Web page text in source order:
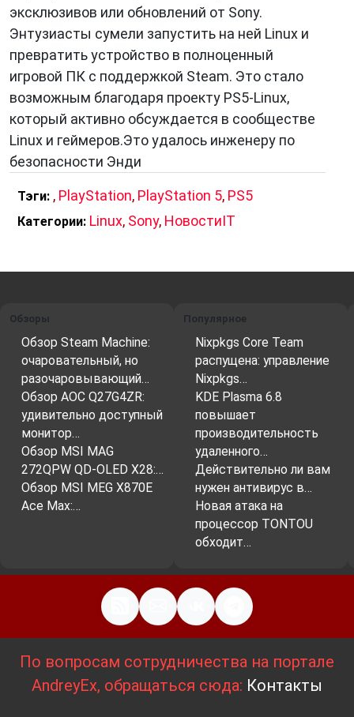
эксклюзивов или обновлений от Sony.
Энтузиасты сумели запустить на ней Linux и
превратить устройство в полноценный
игровой ПК с поддержкой Steam. Это стало
возможным благодаря проекту PS5-Linux,
который активно обсуждается в сообществе
Linux и геймеров.Это удалось инженеру по
безопасности Энди
Тэги: , PlayStation, PlayStation 5, PS5
Категории: Linux, Sony, НовостиIT
Обзоры
Обзор Steam Machine:
очаровательный, но
разочаровывающий…
Обзор AOC Q27G4ZR:
удивительно доступный
монитор…
Обзор MSI MAG
272QPW QD-OLED X28:…
Обзор MSI MEG X870E
Ace Max:…
Популярное
Nixpkgs Core Team
распущена: управление
Nixpkgs…
KDE Plasma 6.8
повышает
производительность
удаленного…
Действительно ли вам
нужен антивирус в…
Новая атака на
процессор TONTOU
обходит…
По вопросам сотрудничества на портале
AndreyEx, обращаться сюда: Контакты